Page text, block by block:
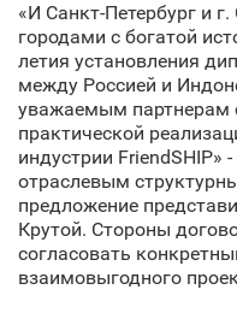
«И Санкт‑Петербург и
городами с богатой
летия установления
между Россией и
уважаемым партнерам
практической
индустрии FriendSHIP»
отраслевым
предложение
Крутой. Стороны
согласовать
взаимовыгодного